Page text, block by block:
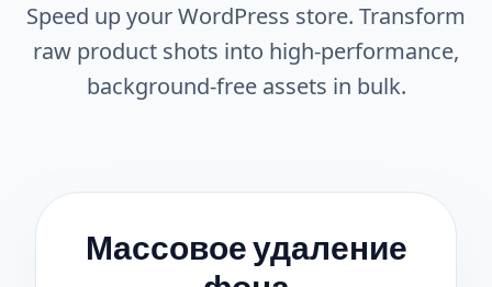
Speed up your WordPress store. Transform
raw product shots into high-performance,
background-free assets in bulk.
Массовое удаление